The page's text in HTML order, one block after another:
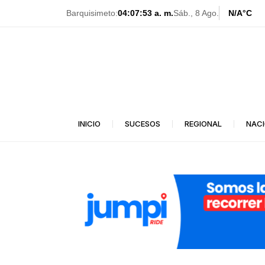
Barquisimeto:04:07:56 a. m.Sáb., 8 Ago. N/A°C
INICIO SUCESOS REGIONAL